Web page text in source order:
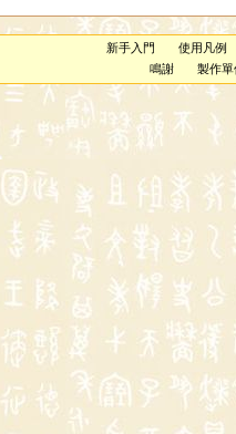
新手入門 使用凡例
鳴謝
製作單